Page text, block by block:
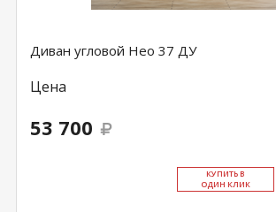
Диван угловой Нео 37 ДУ
Цена
53 700
КУ­ПИТЬ В
ОДИН КЛИК